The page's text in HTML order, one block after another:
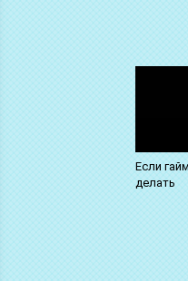
Если
делать